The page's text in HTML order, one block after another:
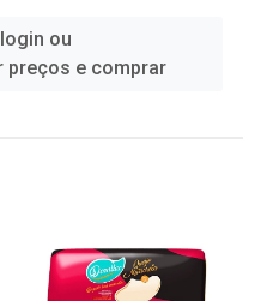
ou
preços e comprar